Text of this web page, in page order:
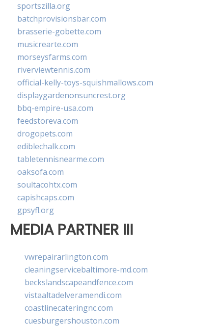
sportszilla.org
batchprovisionsbar.com
brasserie-gobette.com
musicrearte.com
morseysfarms.com
riverviewtennis.com
official-kelly-toys-squishmallows.com
displaygardenonsuncrest.org
bbq-empire-usa.com
feedstoreva.com
drogopets.com
ediblechalk.com
tabletennisnearme.com
oaksofa.com
soultacohtx.com
capishcaps.com
gpsyfl.org
MEDIA PARTNER III
vwrepairarlington.com
cleaningservicebaltimore-md.com
beckslandscapeandfence.com
vistaaltadelveramendi.com
coastlinecateringnc.com
cuesburgershouston.com